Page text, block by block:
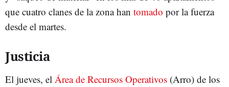
que cuatro clanes de la zona han tomado por la fuerza
desde el martes.
Justicia
El jueves, el Área de Recursos Operativos (Arro) de los